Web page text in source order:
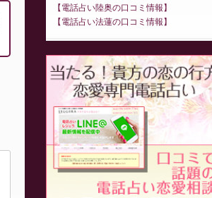
電話占い陸奥の口コミ情報
電話占い法蓮の口コミ情報